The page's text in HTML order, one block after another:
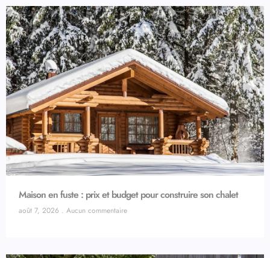
Maison en fuste : prix et budget pour construire son chalet
août 7, 2026 Aucun commentaire